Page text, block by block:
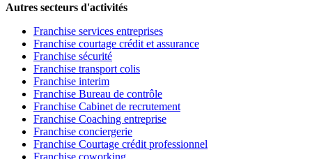
Autres secteurs d'activités
Franchise services entreprises
Franchise courtage crédit et assurance
Franchise sécurité
Franchise transport colis
Franchise interim
Franchise Bureau de contrôle
Franchise Cabinet de recrutement
Franchise Coaching entreprise
Franchise conciergerie
Franchise Courtage crédit professionnel
Franchise coworking